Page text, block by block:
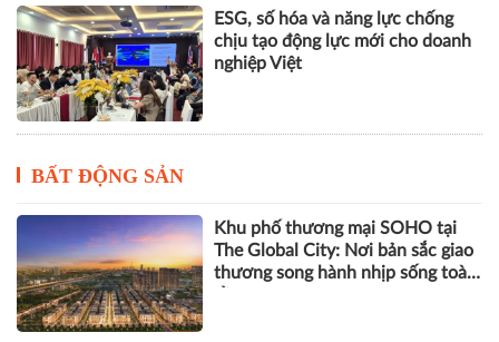
ESG, số hóa và năng lực chống
chịu tạo động lực mới cho doanh
nghiệp Việt
BẤT ĐỘNG SẢN
Khu phố thương mại SOHO tại
The Global City: Nơi bản sắc giao
thương song hành nhịp sống toàn